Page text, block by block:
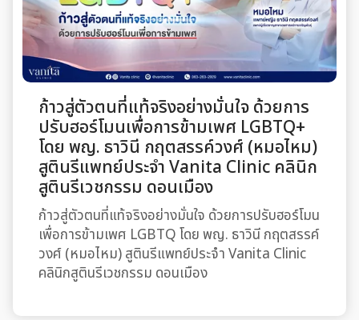
ก้าวสู่ตัวตนที่แท้จริงอย่างมั่นใจ ด้วยการ
ปรับฮอร์โมนเพื่อการข้ามเพศ LGBTQ+
โดย พญ. ธาวินี กฤตสรรค์วงศ์ (หมอไหม)
สูตินรีแพทย์ประจำ Vanita Clinic คลินิก
สูตินรีเวชกรรม ดอนเมือง
ก้าวสู่ตัวตนที่แท้จริงอย่างมั่นใจ ด้วยการปรับฮอร์โมน
เพื่อการข้ามเพศ LGBTQ โดย พญ. ธาวินี กฤตสรรค์
วงศ์ (หมอไหม) สูตินรีแพทย์ประจำ Vanita Clinic
คลินิกสูตินรีเวชกรรม ดอนเมือง